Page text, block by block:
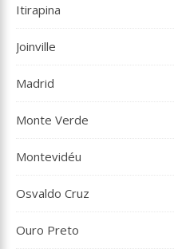
Itirapina
Joinville
Madrid
Monte Verde
Montevidéu
Osvaldo Cruz
Ouro Preto